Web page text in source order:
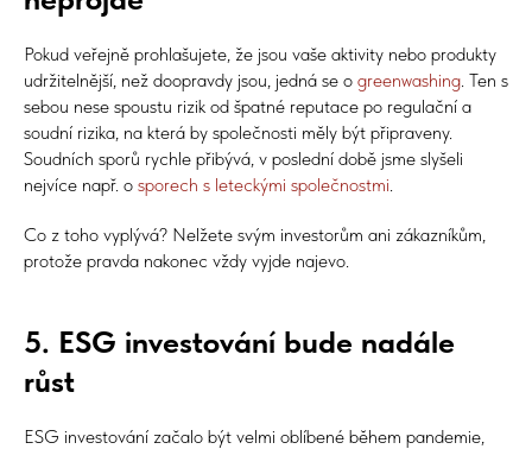
Pokud veřejně prohlašujete, že jsou vaše aktivity nebo produkty
udržitelnější, než doopravdy jsou, jedná se o greenwashing. Ten s
sebou nese spoustu rizik od špatné reputace po regulační a
soudní rizika, na která by společnosti měly být připraveny.
Soudních sporů rychle přibývá, v poslední době jsme slyšeli
nejvíce např. o sporech s leteckými společnostmi.
Co z toho vyplývá? Nelžete svým investorům ani zákazníkům,
protože pravda nakonec vždy vyjde najevo.
5. ESG investování bude nadále
růst
ESG investování začalo být velmi oblíbené během pandemie,